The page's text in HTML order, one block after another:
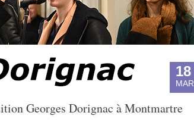
18
MAR
Georges Dorignac à Montmartre